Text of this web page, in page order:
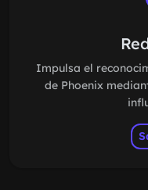
Impulsa el
de Phoenix